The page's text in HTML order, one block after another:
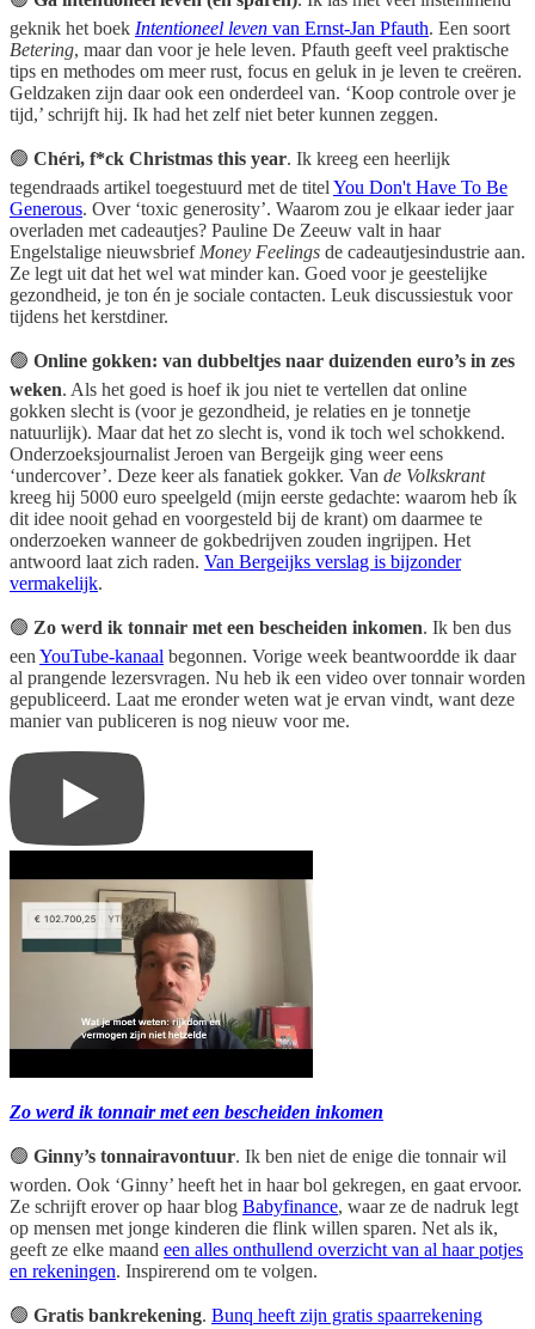
geknik het boek Intentioneel leven van Ernst-Jan Pfauth. Een soort
Betering, maar dan voor je hele leven. Pfauth geeft veel praktische
tips en methodes om meer rust, focus en geluk in je leven te creëren.
Geldzaken zijn daar ook een onderdeel van. ‘Koop controle over je
tijd,’ schrijft hij. Ik had het zelf niet beter kunnen zeggen.
🟢 Chéri, f*ck Christmas this year. Ik kreeg een heerlijk
tegendraads artikel toegestuurd met de titel You Don't Have To Be
Generous. Over ‘toxic generosity’. Waarom zou je elkaar ieder jaar
overladen met cadeautjes? Pauline De Zeeuw valt in haar
Engelstalige nieuwsbrief Money Feelings de cadeautjesindustrie aan.
Ze legt uit dat het wel wat minder kan. Goed voor je geestelijke
gezondheid, je ton én je sociale contacten. Leuk discussiestuk voor
tijdens het kerstdiner.
🟢 Online gokken: van dubbeltjes naar duizenden euro’s in zes
weken. Als het goed is hoef ik jou niet te vertellen dat online
gokken slecht is (voor je gezondheid, je relaties en je tonnetje
natuurlijk). Maar dat het zo slecht is, vond ik toch wel schokkend.
Onderzoeksjournalist Jeroen van Bergeijk ging weer eens
‘undercover’. Deze keer als fanatiek gokker. Van de Volkskrant
kreeg hij 5000 euro speelgeld (mijn eerste gedachte: waarom heb ík
dit idee nooit gehad en voorgesteld bij de krant) om daarmee te
onderzoeken wanneer de gokbedrijven zouden ingrijpen. Het
antwoord laat zich raden. Van Bergeijks verslag is bijzonder
vermakelijk.
🟢 Zo werd ik tonnair met een bescheiden inkomen. Ik ben dus
een YouTube-kanaal begonnen. Vorige week beantwoordde ik daar
al prangende lezersvragen. Nu heb ik een video over tonnair worden
gepubliceerd. Laat me eronder weten wat je ervan vindt, want deze
manier van publiceren is nog nieuw voor me.
Zo werd ik tonnair met een bescheiden inkomen
🟢 Ginny’s tonnairavontuur. Ik ben niet de enige die tonnair wil
worden. Ook ‘Ginny’ heeft het in haar bol gekregen, en gaat ervoor.
Ze schrijft erover op haar blog Babyfinance, waar ze de nadruk legt
op mensen met jonge kinderen die flink willen sparen. Net als ik,
geeft ze elke maand een alles onthullend overzicht van al haar potjes
en rekeningen. Inspirerend om te volgen.
🟢 Gratis bankrekening. Bunq heeft zijn gratis spaarrekening